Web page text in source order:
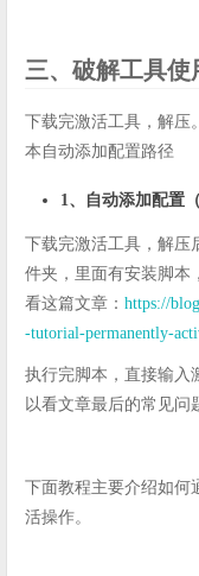
三、破解工具使
下载完激活工具，解压
本自动添加配置路径
1、自动添加配置（
下载完激活工具，解压
件夹，里面有安装脚本
看这篇文章： https://
-tutorial-permanently-
执行完脚本，直接输入
以看文章最后的常见问
下面教程主要介绍如何
活操作。